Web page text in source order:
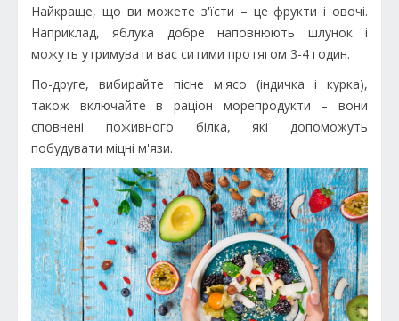
Найкраще, що ви можете з'їсти – це фрукти і овочі.
Наприклад, яблука добре наповнюють шлунок і
можуть утримувати вас ситими протягом 3-4 годин.
По-друге, вибирайте пісне м'ясо (індичка і курка),
також включайте в раціон морепродукти – вони
сповнені поживного білка, які допоможуть
побудувати міцні м'язи.